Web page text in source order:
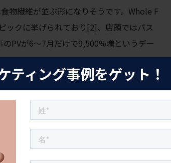
ティング事例をゲット！
物繊維が並ぶ形になりそうです。Whole F
クに挙げられており[2]、店頭ではパス
PVが6〜7月だけで9,500%増というデー
深い素材ですが、アメリカでは食物繊維素
した機能性炭酸飲料Olipop
」として定着しつつある——2026年はそ